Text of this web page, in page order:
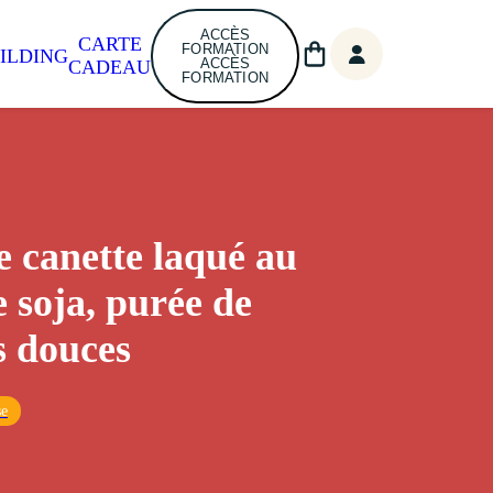
CARTE
CADEAU
ACCÈS
FORMATION
ACCÈS
FORMATION
canette laqué au
soja, purée de
douces